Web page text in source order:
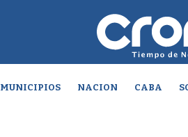
MUNICIPIOS NACION CABA